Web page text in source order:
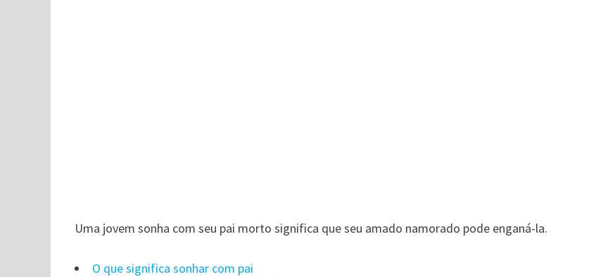
Uma jovem sonha com seu pai morto significa que seu amado namorado pode enganá-la.
O que significa sonhar com pai